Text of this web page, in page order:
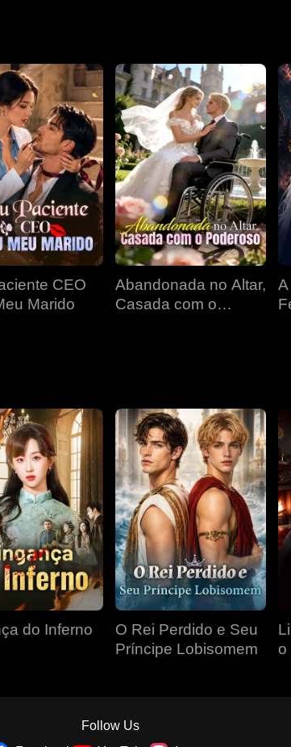
CEO
Marido
Abandonada no Altar,
Casada com o
do Inferno
O Rei Perdido e Seu
Príncipe Lobisomem
o
Follow Us